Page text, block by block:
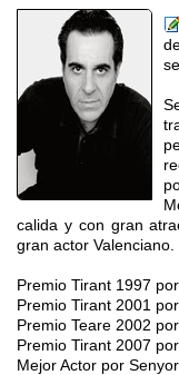
calida y con gran
gran actor Valenciano.
Premio Tirant 1997
Premio Tirant 2001
Premio Teare 2002
Premio Tirant 2007
Mejor Actor por